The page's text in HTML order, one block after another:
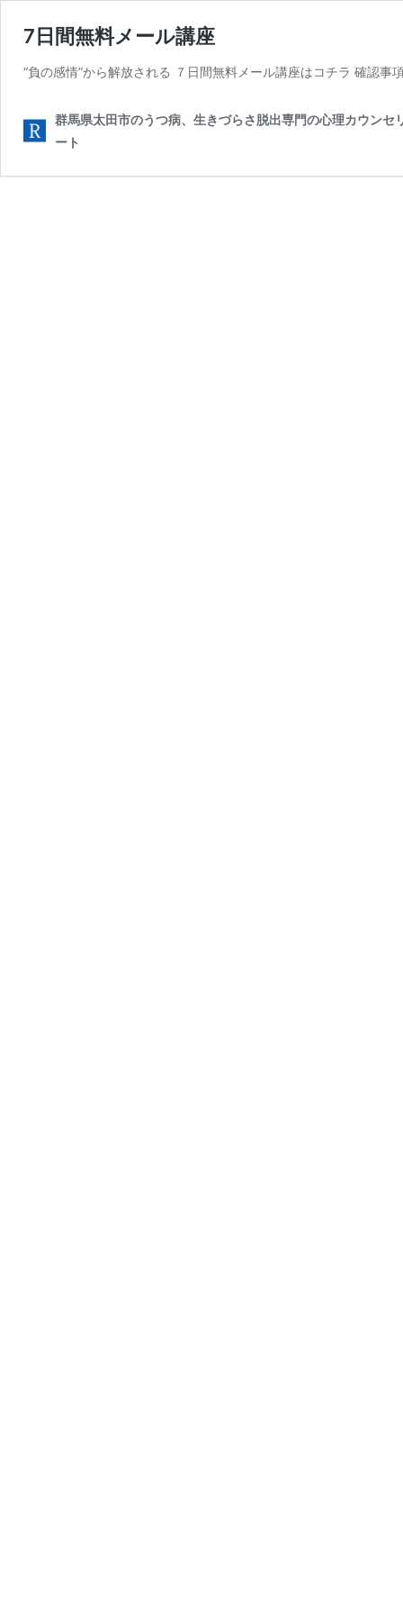
7日間無料メール講座
“負の感情”から解放される ７日間無料メール講座はコチラ 確認
群馬県太田市のうつ病、生きづらさ脱出専門の心理カウン
ート